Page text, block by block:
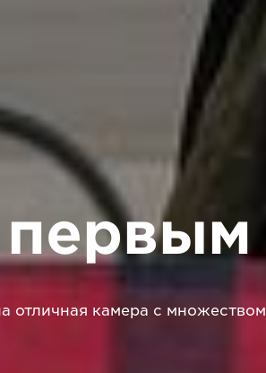
первым
отличная камера с множеством